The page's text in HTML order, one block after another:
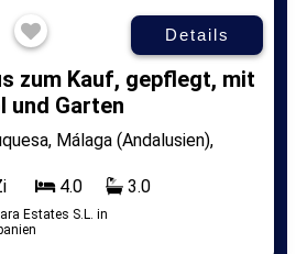
Details
zum Kauf, gepflegt, mit
und Garten
Málaga (Andalusien),
4.0 3.0
Estates S.L. in